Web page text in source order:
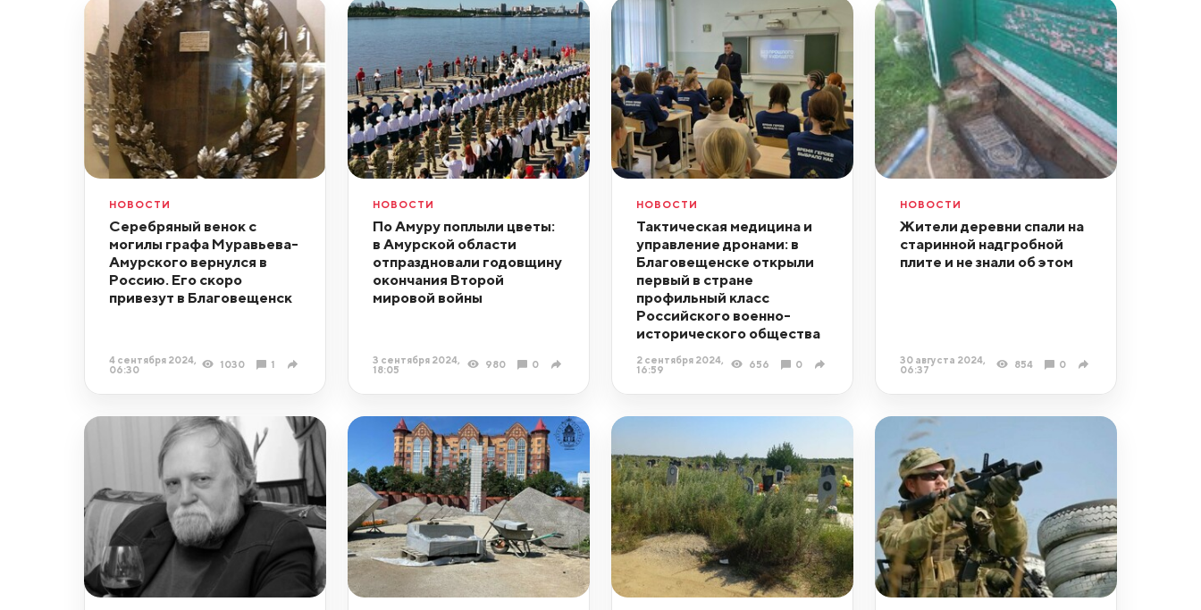
НОВОСТИ
Серебряный венок с
могилы графа Муравьева-
Амурского вернулся в
Россию. Его скоро
привезут в Благовещенск
4 сентября 2024,
06:30
1030 1
НОВОСТИ
По Амуру поплыли цветы:
в Амурской области
отпраздновали годовщину
окончания Второй
мировой войны
3 сентября 2024,
18:05
980 0
НОВОСТИ
Тактическая медицина и
управление дронами: в
Благовещенске открыли
первый в стране
профильный класс
Российского военно-
исторического общества
2 сентября 2024,
16:59
656 0
НОВОСТИ
Жители деревни спали на
старинной надгробной
плите и не знали об этом
30 августа 2024,
06:37
854 0